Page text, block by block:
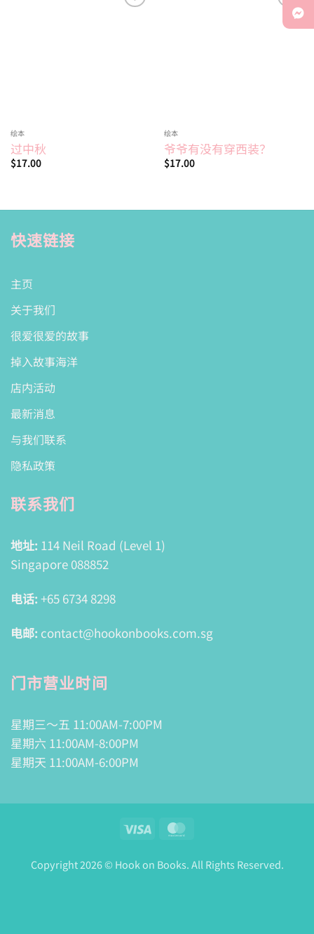
绘本
过中秋
$17.00
Add to
wishlist
绘本
爷爷有没有穿西装？
$17.00
快速链接
主页
关于我们
很爱很爱的故事
掉入故事海洋
店内活动
最新消息
与我们联系
隐私政策
联系我们
地址: 114 Neil Road (Level 1)
Singapore 088852
电话: +65 6734 8298
电邮: contact@hookonbooks.com.sg
门市营业时间
星期三～五 11:00AM-7:00PM
星期六 11:00AM-8:00PM
星期天 11:00AM-6:00PM
Visa
Copyright 2026 © Hook on Books. All Rights Reserved.